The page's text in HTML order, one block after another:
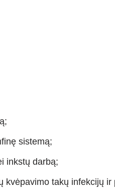
sistemą;
inkstų darbą;
kvėpavimo takų infekcijų ir